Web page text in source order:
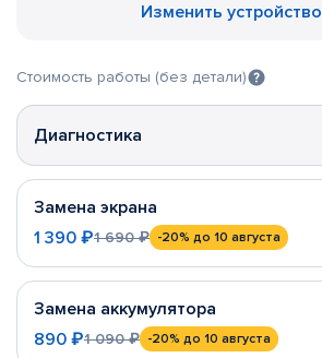
Изменить устройство
Стоимость работы (без детали)
Диагностика
Замена экрана
1 390 ₽1 690 ₽ -20% до 10 августа
Замена аккумулятора
890 ₽1 090 ₽ -20% до 10 августа